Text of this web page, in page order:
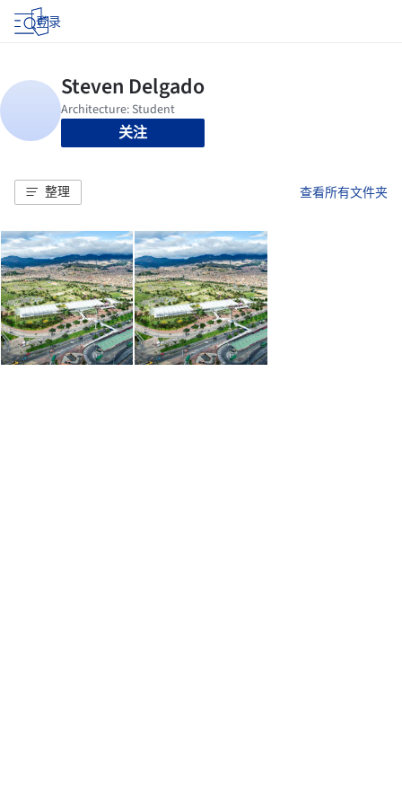
登录
关注
整理 查看所有文件夹